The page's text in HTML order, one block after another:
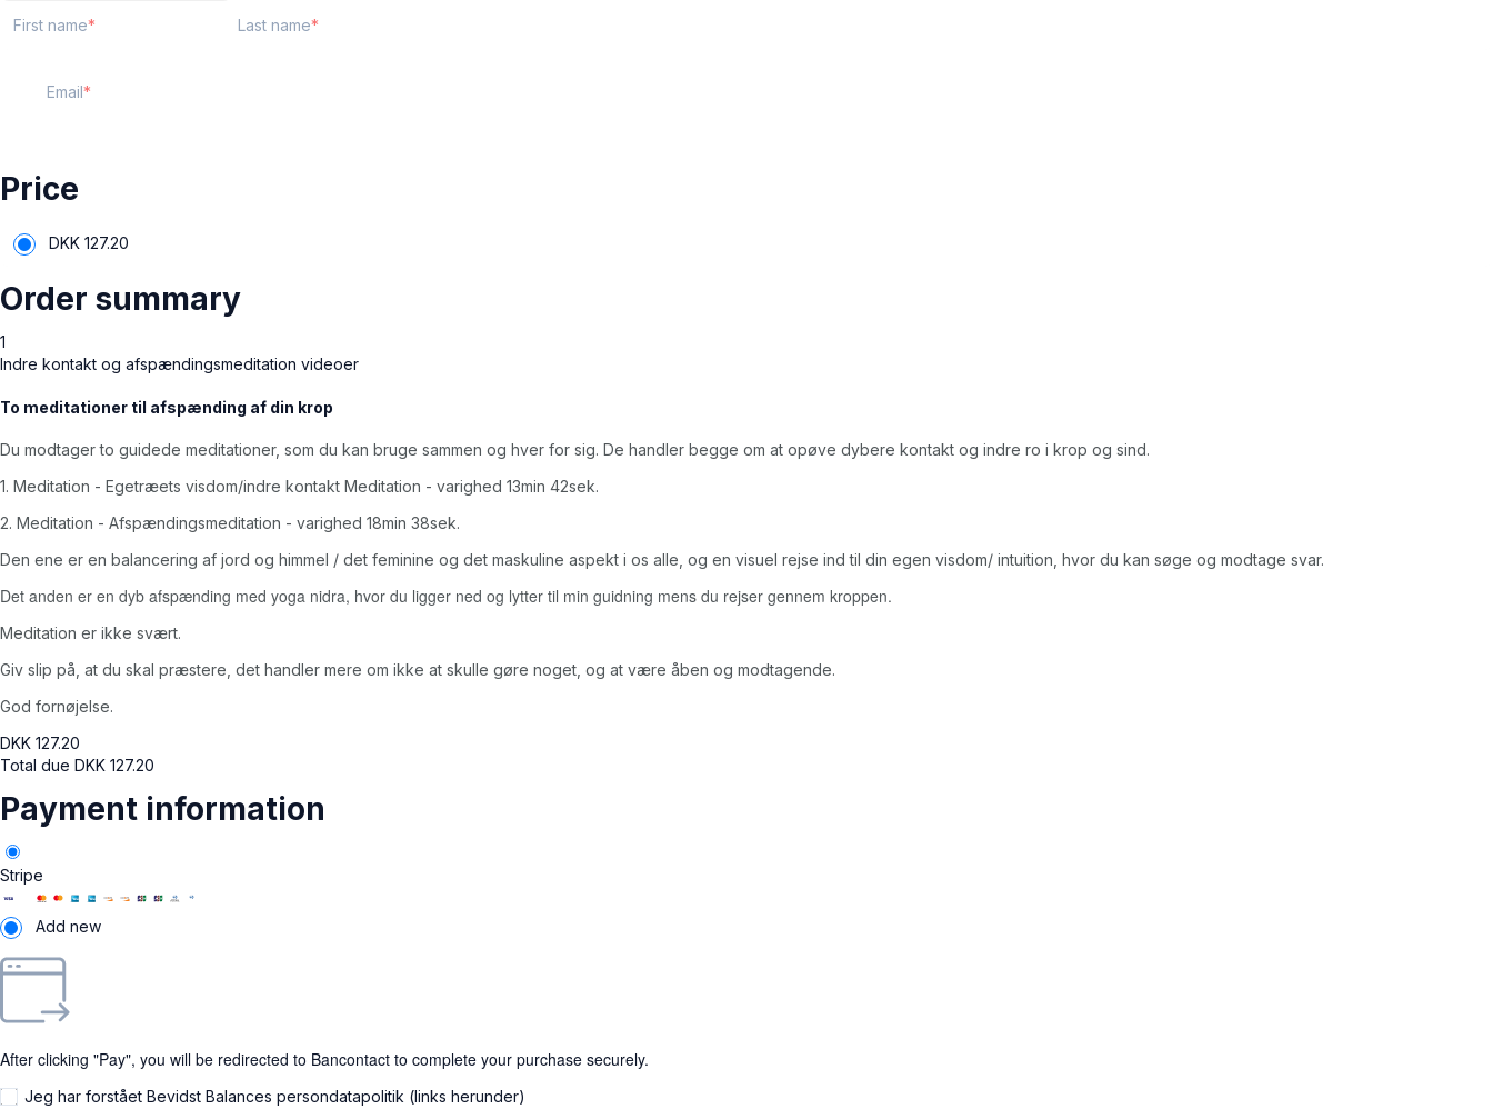
First name Last name
Email
Price
DKK 127.20
Order summary
1
Indre kontakt og afspændingsmeditation videoer
To meditationer til afspænding af din krop
Du modtager to guidede meditationer, som du kan bruge sammen og hver for sig. De handler begge om at opøve dybere kontakt og indre ro i krop og sind.
1. Meditation - Egetræets visdom/indre kontakt Meditation - varighed 13min 42sek.
2. Meditation - Afspændingsmeditation - varighed 18min 38sek.
Den ene er en balancering af jord og himmel / det feminine og det maskuline aspekt i os alle, og en visuel rejse ind til din egen visdom/ intuition, hvor du kan søge og modtage svar.
Det anden er en dyb afspænding med yoga nidra, hvor du ligger ned og lytter til min guidning mens du rejser gennem kroppen.
Meditation er ikke svært.
Giv slip på, at du skal præstere, det handler mere om ikke at skulle gøre noget, og at være åben og modtagende.
God fornøjelse.
DKK 127.20
Total due DKK 127.20
Payment information
Stripe
Add new
After clicking "Pay", you will be redirected to Bancontact to complete your purchase securely.
Jeg har forstået Bevidst Balances persondatapolitik (links herunder)